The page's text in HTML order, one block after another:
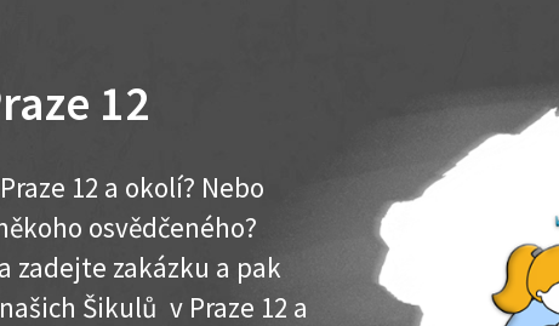
12
12 a okolí? Nebo
osvědčeného?
zadejte zakázku a pak
Šikulů v Praze 12 a